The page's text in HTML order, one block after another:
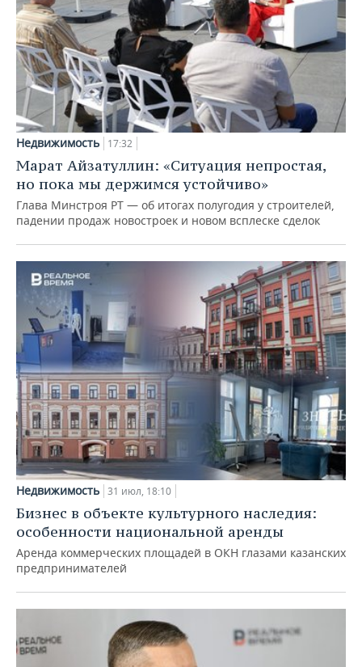
Недвижимость 17:32
Марат Айзатуллин: «Ситуация непростая,
но пока мы держимся устойчиво»
Глава Минстроя РТ — об итогах полугодия у строителей,
падении продаж новостроек и новом всплеске сделок
Недвижимость 31 июл, 18:10
Бизнес в объекте культурного наследия:
особенности национальной аренды
Аренда коммерческих площадей в ОКН глазами казанских
предпринимателей